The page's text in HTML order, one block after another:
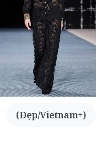
(Đẹp/Vietnam+)